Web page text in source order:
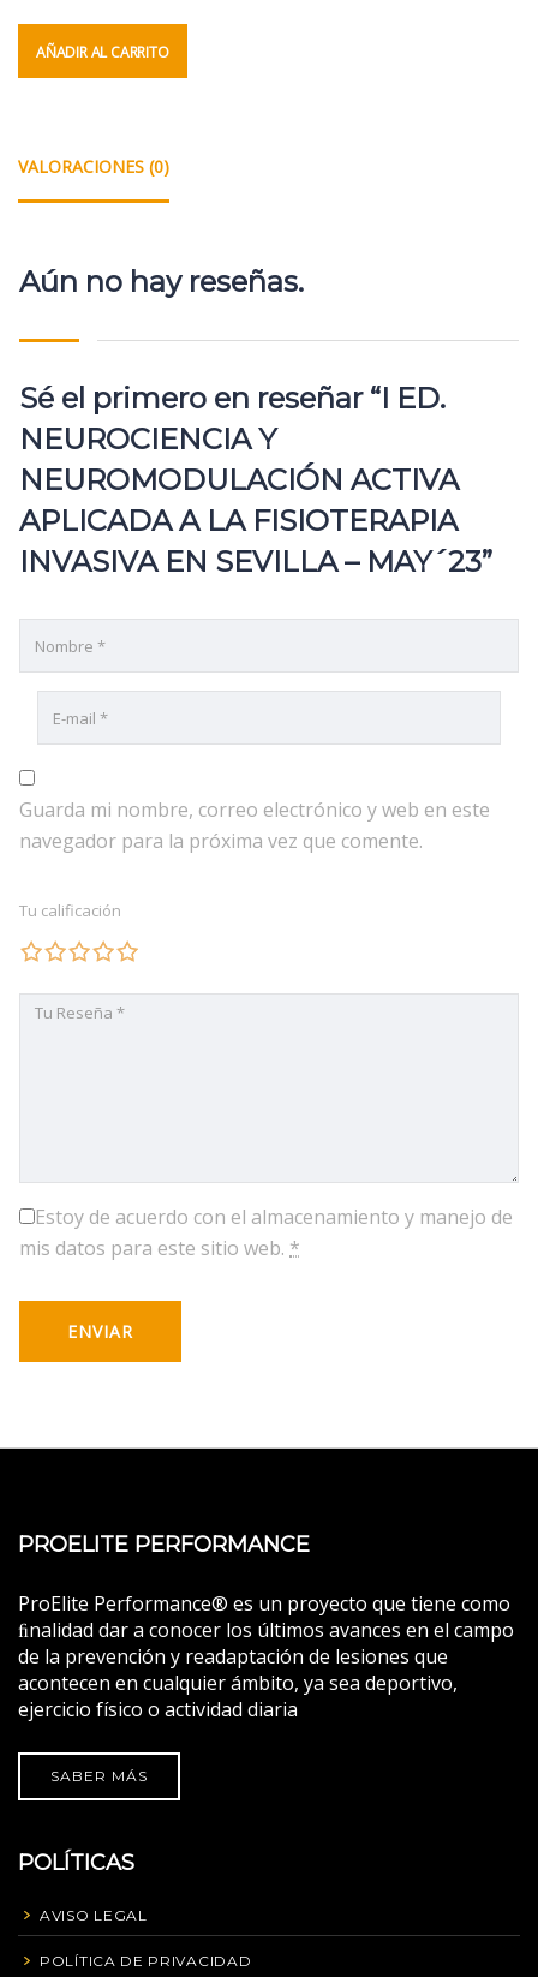
AÑADIR AL CARRITO
VALORACIONES (0)
Aún no hay reseñas.
Sé el primero en reseñar “I ED.
NEUROCIENCIA Y
NEUROMODULACIÓN ACTIVA
APLICADA A LA FISIOTERAPIA
INVASIVA EN SEVILLA – MAY´23”
Guarda mi nombre, correo electrónico y web en este
navegador para la próxima vez que comente.
Tu calificación
Estoy de acuerdo con el almacenamiento y manejo de
mis datos para este sitio web. *
PROELITE PERFORMANCE
ProElite Performance® es un proyecto que tiene como
ﬁnalidad dar a conocer los últimos avances en el campo
de la prevención y readaptación de lesiones que
acontecen en cualquier ámbito, ya sea deportivo,
ejercicio físico o actividad diaria
SABER MÁS
POLÍTICAS
AVISO LEGAL
POLÍTICA DE PRIVACIDAD